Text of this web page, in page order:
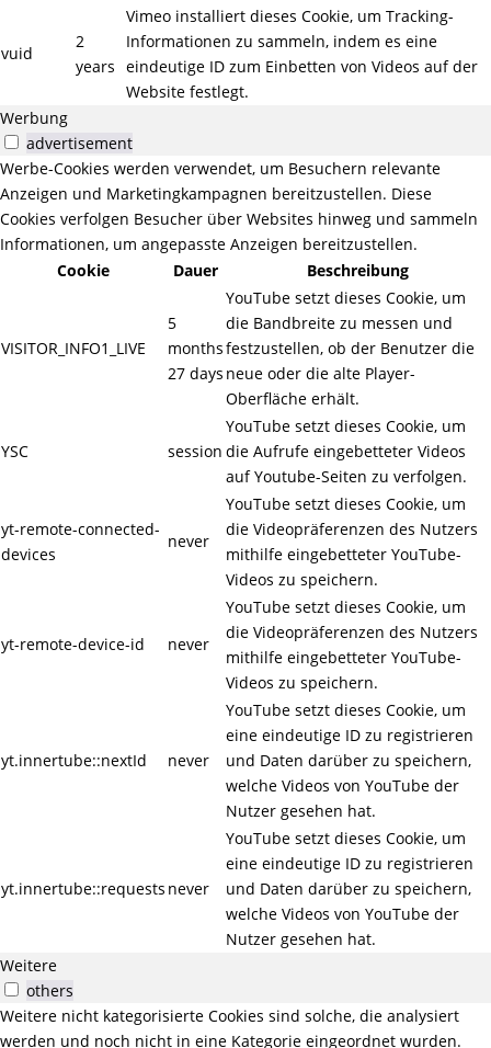
vuid
2
years
Vimeo installiert dieses Cookie, um Tracking-
Informationen zu sammeln, indem es eine
eindeutige ID zum Einbetten von Videos auf der
Website festlegt.
Werbung
advertisement
Werbe-Cookies werden verwendet, um Besuchern relevante
Anzeigen und Marketingkampagnen bereitzustellen. Diese
Cookies verfolgen Besucher über Websites hinweg und sammeln
Informationen, um angepasste Anzeigen bereitzustellen.
Cookie
Dauer Beschreibung
VISITOR_INFO1_LIVE
5
months
27 days
YouTube setzt dieses Cookie, um
die Bandbreite zu messen und
festzustellen, ob der Benutzer die
neue oder die alte Player-
Oberfläche erhält.
YSC session
YouTube setzt dieses Cookie, um
die Aufrufe eingebetteter Videos
auf Youtube-Seiten zu verfolgen.
yt-remote-connected-
devices
never
YouTube setzt dieses Cookie, um
die Videopräferenzen des Nutzers
mithilfe eingebetteter YouTube-
Videos zu speichern.
yt-remote-device-id never
YouTube setzt dieses Cookie, um
die Videopräferenzen des Nutzers
mithilfe eingebetteter YouTube-
Videos zu speichern.
yt.innertube::nextId never
YouTube setzt dieses Cookie, um
eine eindeutige ID zu registrieren
und Daten darüber zu speichern,
welche Videos von YouTube der
Nutzer gesehen hat.
yt.innertube::requests never
YouTube setzt dieses Cookie, um
eine eindeutige ID zu registrieren
und Daten darüber zu speichern,
welche Videos von YouTube der
Nutzer gesehen hat.
Weitere
others
Weitere nicht kategorisierte Cookies sind solche, die analysiert
werden und noch nicht in eine Kategorie eingeordnet wurden.